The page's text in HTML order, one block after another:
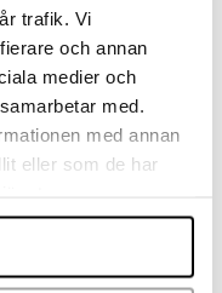
trafik. Vi
och annan
medier och
med.
med annan
eller som de har
med UV-
fasad ytterkant